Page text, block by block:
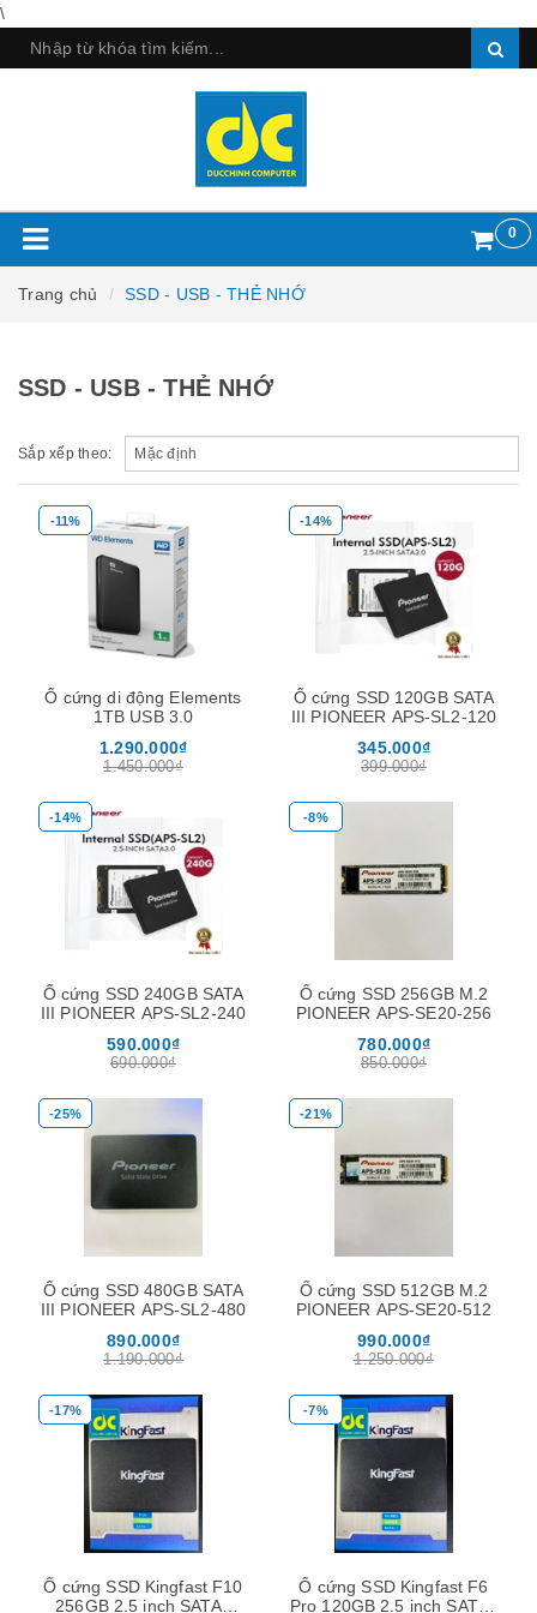
\
0
Trang chủ SSD - USB - THẺ NHỚ
SSD - USB - THẺ NHỚ
Sắp xếp theo:
-11%
Ổ cứng di động Elements
1TB USB 3.0
1.290.000₫
1.450.000₫
-14%
Ổ cứng SSD 120GB SATA
III PIONEER APS-SL2-120
345.000₫
399.000₫
-14%
Ổ cứng SSD 240GB SATA
III PIONEER APS-SL2-240
590.000₫
690.000₫
-8%
Ổ cứng SSD 256GB M.2
PIONEER APS-SE20-256
780.000₫
850.000₫
-25%
Ổ cứng SSD 480GB SATA
III PIONEER APS-SL2-480
890.000₫
1.190.000₫
-21%
Ổ cứng SSD 512GB M.2
PIONEER APS-SE20-512
990.000₫
1.250.000₫
-17%
Ổ cứng SSD Kingfast F10
256GB 2.5 inch SATA3
-7%
Ổ cứng SSD Kingfast F6
Pro 120GB 2.5 inch SATA3